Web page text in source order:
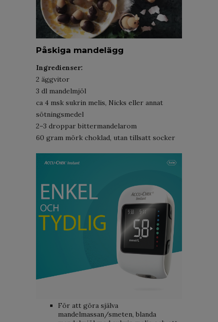
Påskiga mandelägg
Ingredienser:
2 äggvitor
3 dl mandelmjöl
ca 4 msk sukrin melis, Nicks eller annat
sötningsmedel
2–3 droppar bittermandelarom
60 gram mörk choklad, utan tillsatt socker
För att göra själva
mandelmassan/smeten, blanda